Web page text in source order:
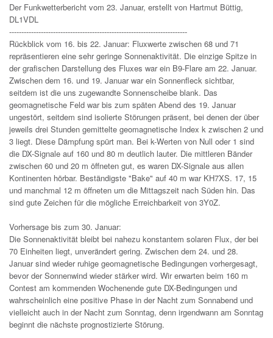
Der Funkwetterbericht vom 23. Januar, erstellt von Hartmut Büttig,
DL1VDL
-------------------------------------------------------------------------
Rückblick vom 16. bis 22. Januar: Fluxwerte zwischen 68 und 71
repräsentieren eine sehr geringe Sonnenaktivität. Die einzige Spitze in
der grafischen Darstellung des Fluxes war ein B9-Flare am 22. Januar.
Zwischen dem 16. und 19. Januar war ein Sonnenfleck sichtbar,
seitdem ist die uns zugewandte Sonnenscheibe blank. Das
geomagnetische Feld war bis zum späten Abend des 19. Januar
ungestört, seitdem sind isolierte Störungen präsent, bei denen der über
jeweils drei Stunden gemittelte geomagnetische Index k zwischen 2 und
3 liegt. Diese Dämpfung spürt man. Bei k-Werten von Null oder 1 sind
die DX-Signale auf 160 und 80 m deutlich lauter. Die mittleren Bänder
zwischen 60 und 20 m öffneten gut, es waren DX-Signale aus allen
Kontinenten hörbar. Beständigste "Bake" auf 40 m war KH7XS. 17, 15
und manchmal 12 m öffneten um die Mittagszeit nach Süden hin. Das
sind gute Zeichen für die mögliche Erreichbarkeit von 3Y0Z.
Vorhersage bis zum 30. Januar:
Die Sonnenaktivität bleibt bei nahezu konstantem solaren Flux, der bei
70 Einheiten liegt, unverändert gering. Zwischen dem 24. und 28.
Januar sind wieder ruhige geomagnetische Bedingungen vorhergesagt,
bevor der Sonnenwind wieder stärker wird. Wir erwarten beim 160 m
Contest am kommenden Wochenende gute DX-Bedingungen und
wahrscheinlich eine positive Phase in der Nacht zum Sonnabend und
vielleicht auch in der Nacht zum Sonntag, denn irgendwann am Sonntag
beginnt die nächste prognostizierte Störung.